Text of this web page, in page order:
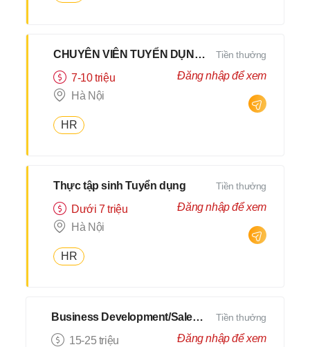
CHUYÊN VIÊN TUYỂN DỤNG NỘI BỘ HYBRID 2Buổi/Tuần
7-10 triệu
Hà Nội
HR
Tiền thưởng
Đăng nhập để xem
Thực tập sinh Tuyển dụng
Dưới 7 triệu
Hà Nội
HR
Tiền thưởng
Đăng nhập để xem
Business Development/Sales JP
15-25 triệu
Tiền thưởng
Đăng nhập để xem